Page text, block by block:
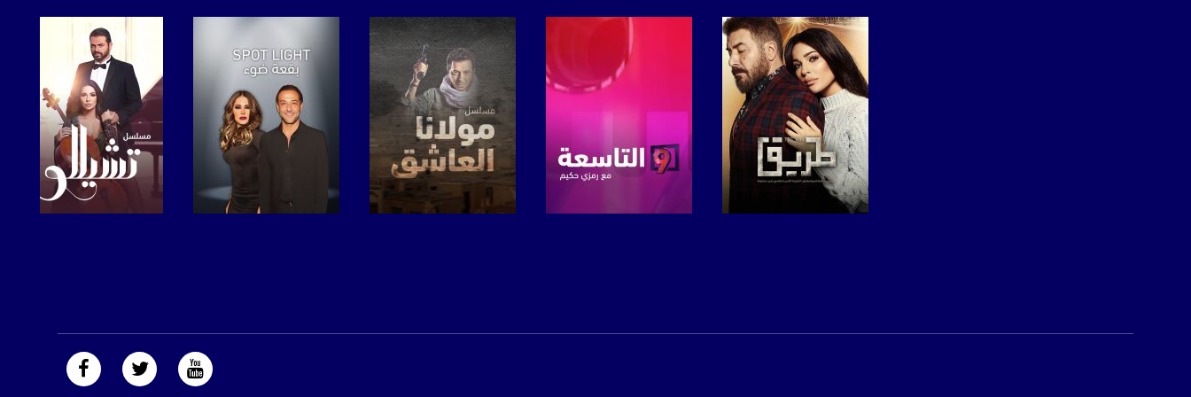
للتواصل:
بريد الكتروني:
anafalasteeni@musawachannel.com
للتفاعل:
الموقع الالكتروني:
www.musawachannel.com
فيسبوك:
https://www.youtube.com/channel/UCwJbDUmIxc-JX8PX53ek2Zg/feed